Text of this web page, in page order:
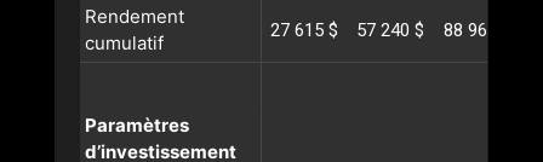
Rendement
cumulatif
27 615 $ 57 240 $ 88 961 $
Paramètres
d’investissement